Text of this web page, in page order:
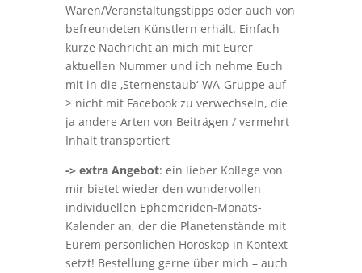
Waren/Veranstaltungstipps oder auch von
befreundeten Künstlern erhält. Einfach
kurze Nachricht an mich mit Eurer
aktuellen Nummer und ich nehme Euch
mit in die ‚Sternenstaub‘-WA-Gruppe auf -
> nicht mit Facebook zu verwechseln, die
ja andere Arten von Beiträgen / vermehrt
Inhalt transportiert
-> extra Angebot: ein lieber Kollege von
mir bietet wieder den wundervollen
individuellen Ephemeriden-Monats-
Kalender an, der die Planetenstände mit
Eurem persönlichen Horoskop in Kontext
setzt! Bestellung gerne über mich – auch